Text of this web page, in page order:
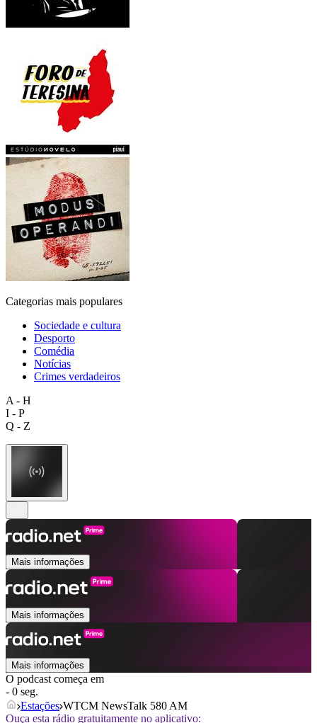
Categorias mais populares
Sociedade e cultura
Desporto
Comédia
Notícias
Crimes verdadeiros
A - H
I - P
Q - Z
Mais informações
Mais informações
Mais informações
O podcast começa em
- 0 seg.
Estações WTCM NewsTalk 580 AM
Ouça esta rádio gratuitamente no aplicativo: